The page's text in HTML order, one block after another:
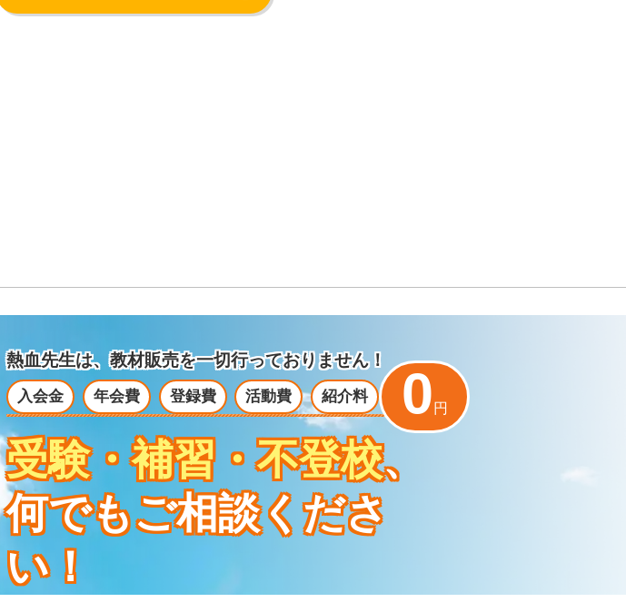
熱血先生は、教材販売を一切行っておりません！
入会金 年会費 登録費 活動費 紹介料 0 円
受験・補習・不登校、
何でもご相談くださ
い！